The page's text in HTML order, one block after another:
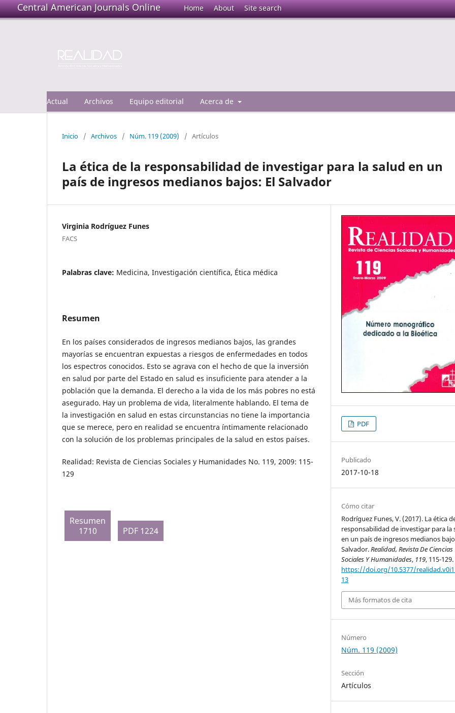
Central American Journals Online Home About Site search
Actual Archivos Equipo editorial Acerca de
Inicio / Archivos / Núm. 119 (2009) / Artículos
La ética de la responsabilidad de investigar para la salud en un
país de ingresos medianos bajos: El Salvador
Virginia Rodríguez Funes
FACS
Palabras clave: Medicina, Investigación científica, Ética médica
Resumen
En los países considerados de ingresos medianos bajos, las grandes
mayorías se encuentran expuestas a riesgos de enfermedades en todos
los espectros conocidos. Esto se agrava con el hecho de que la inversión
en salud por parte del Estado en salud es insuficiente para atender a la
población que la demanda. El derecho a la vida de los más pobres no está
asegurado. Hay un problema de vida, literalmente hablando. El tema de
la investigación en salud en estas circunstancias no tiene la importancia
que se merece, pero en realidad se encuentra íntimamente relacionado
con la solución de los problemas principales de la salud en estos países.
Realidad: Revista de Ciencias Sociales y Humanidades No. 119, 2009: 115-
129
Resumen
1710
PDF 1224
PDF
Publicado
2017-10-18
Cómo citar
Rodríguez Funes, V. (2017). La ética
responsabilidad de investigar para la
en un país de ingresos medianos
Salvador.Realidad, Revista De Ciencias
Sociales Y Humanidades, 119, 115-129.
https://doi.org/10.5377/
13
Más formatos de cita
Número
Núm. 119 (2009)
Sección
Artículos